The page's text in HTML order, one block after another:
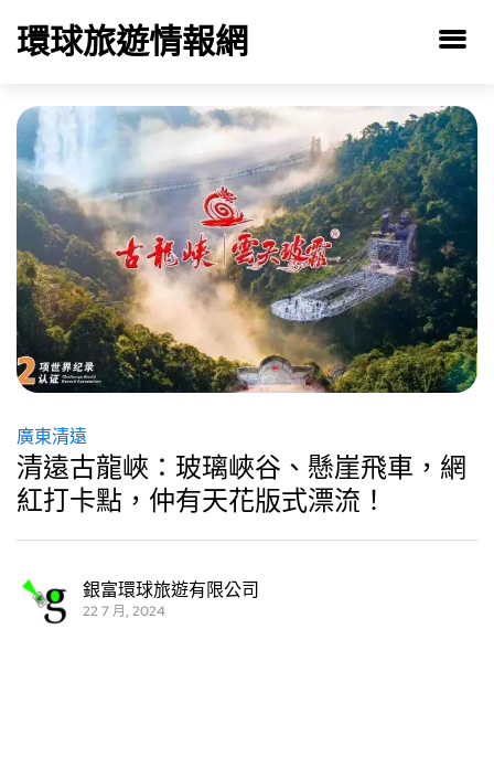
環球旅遊情報網
廣東清遠
清遠古龍峽：玻璃峽谷、懸崖飛車，網
紅打卡點，仲有天花版式漂流！
銀富環球旅遊有限公司
22 7 月, 2024